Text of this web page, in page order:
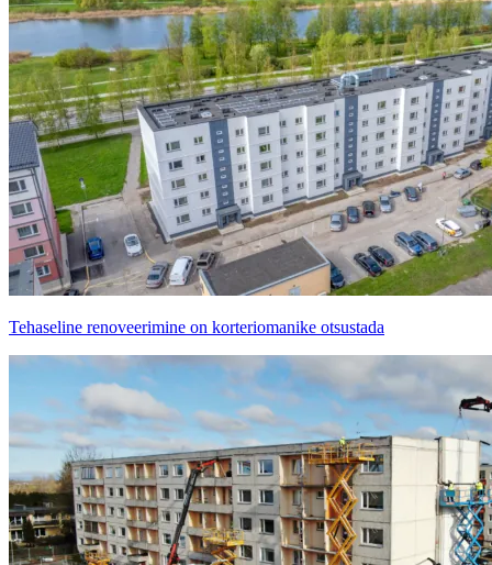
Tehaseline renoveerimine on korteriomanike otsustada